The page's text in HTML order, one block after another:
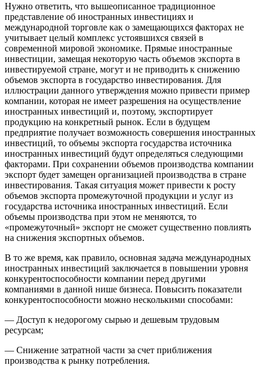
Нужно ответить, что вышеописанное традиционное
представление об иностранных инвестициях и
международной торговле как о замещающихся факторах не
учитывает целый комплекс устоявшихся связей в
современной мировой экономике. Прямые иностранные
инвестиции, замещая некоторую часть объемов экспорта в
инвестируемой стране, могут и не приводить к снижению
объемов экспорта в государство инвестирования. Для
иллюстрации данного утверждения можно привести пример
компании, которая не имеет разрешения на осуществление
иностранных инвестиций и, поэтому, экспортирует
продукцию на конкретный рынок. Если в будущем
предприятие получает возможность совершения иностранных
инвестиций, то объемы экспорта государства источника
иностранных инвестиций будут определяться следующими
факторами. При сохранении объемов производства компании
экспорт будет замещен организацией производства в стране
инвестирования. Такая ситуация может привести к росту
объемов экспорта промежуточной продукции и услуг из
государства источника иностранных инвестиций. Если
объемы производства при этом не меняются, то
«промежуточный» экспорт не сможет существенно повлиять
на снижения экспортных объемов.
В то же время, как правило, основная задача международных
иностранных инвестиций заключается в повышении уровня
конкурентоспособности компании перед другими
компаниями в данной нише бизнеса. Повысить показатели
конкурентоспособности можно несколькими способами:
— Доступ к недорогому сырью и дешевым трудовым
ресурсам;
— Снижение затратной части за счет приближения
производства к рынку потребления.